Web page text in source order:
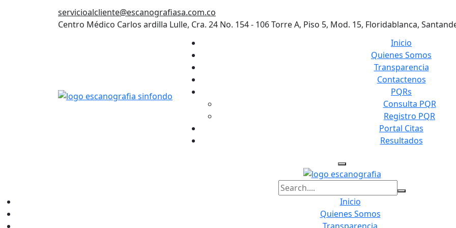
servicioalcliente@escanografiasa.com.co
Centro Médico Carlos ardilla Lulle, Cra. 24 No. 154 - 106 Torre A, Piso 5, Mod. 15, Floridablanca,
Inicio
Quienes Somos
Transparencia
Contactenos
PQRs
Consulta PQR
Registro PQR
Portal Citas
Resultados
Inicio
Quienes Somos